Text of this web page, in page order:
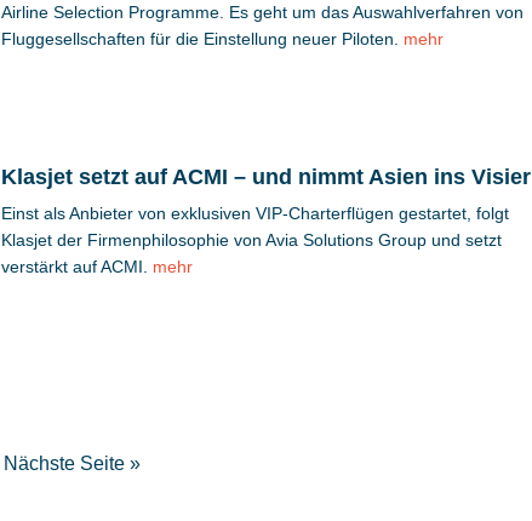
Airline Selection Programme. Es geht um das Auswahlverfahren von
Fluggesellschaften für die Einstellung neuer Piloten.
mehr
Klasjet setzt auf ACMI – und nimmt Asien ins Visier
Einst als Anbieter von exklusiven VIP-Charterflügen gestartet, folgt
Klasjet der Firmenphilosophie von Avia Solutions Group und setzt
verstärkt auf ACMI.
mehr
Nächste Seite »